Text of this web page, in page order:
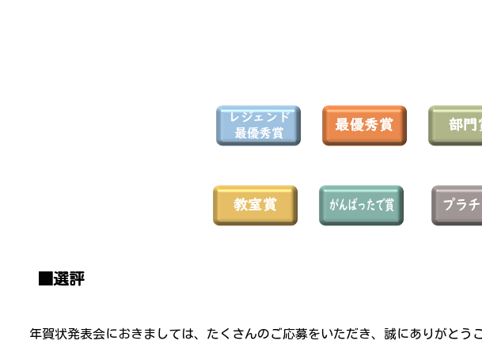
■選評
年賀状発表会におきましては、たくさんのご応募をいただき、誠にありがとう